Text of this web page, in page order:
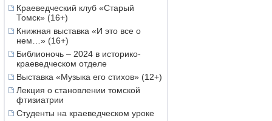
Краеведческий клуб «Старый
Томск» (16+)
Книжная выставка «И это все о
нем…» (16+)
Библионочь – 2024 в историко-
краеведческом отделе
Выставка «Музыка его стихов» (12+)
Лекция о становлении томской
фтизиатрии
Студенты на краеведческом уроке